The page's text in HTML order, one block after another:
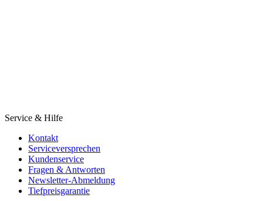
Service & Hilfe
Kontakt
Serviceversprechen
Kundenservice
Fragen & Antworten
Newsletter-Abmeldung
Tiefpreisgarantie